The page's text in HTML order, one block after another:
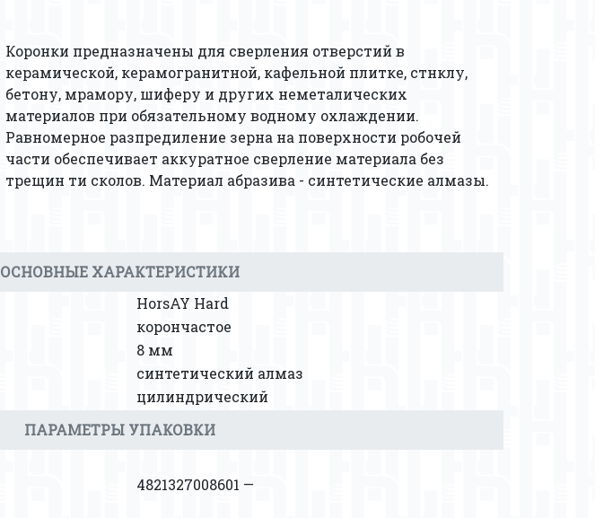
Коронки предназначены для сверления отверстий в
керамической, керамогранитной, кафельной плитке, стнклу,
бетону, мрамору, шиферу и других неметалических
материалов при обязательному водному охлаждении.
Равномерное разпредиление зерна на поверхности робочей
части обеспечивает аккуратное сверление материала без
трещин ти сколов. Материал абразива - синтетические алмазы.
ОСНОВНЫЕ ХАРАКТЕРИСТИКИ
HorsAY Hard
корончастое
8 мм
синтетический алмаз
цилиндрический
ПАРАМЕТРЫ УПАКОВКИ
4821327008601 —